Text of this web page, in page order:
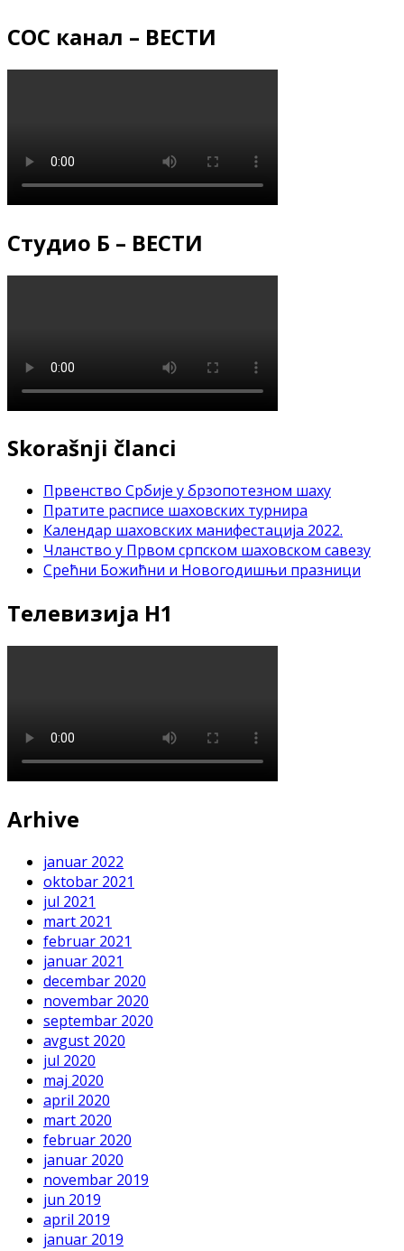
СОС канал – ВЕСТИ
Студио Б – ВЕСТИ
Skorašnji članci
Првенство Србије у брзопотезном шаху
Пратите расписе шаховских турнира
Календар шаховских манифестација 2022.
Чланство у Првом српском шаховском савезу
Срећни Божићни и Новогодишњи празници
Телевизија Н1
Arhive
januar 2022
oktobar 2021
jul 2021
mart 2021
februar 2021
januar 2021
decembar 2020
novembar 2020
septembar 2020
avgust 2020
jul 2020
maj 2020
april 2020
mart 2020
februar 2020
januar 2020
novembar 2019
jun 2019
april 2019
januar 2019